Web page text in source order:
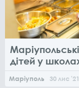
дітей у
Маріуполь 30лис '21